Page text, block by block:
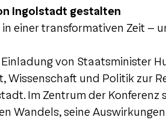
Ingolstadt gestalten
einer transformativen Zeit –
von Staatsminister
Wissenschaft und Politik zur
Im Zentrum der Konferenz
Wandels, seine